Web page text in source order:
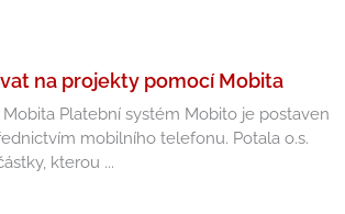
na projekty pomocí Mobita
Platební systém Mobito je postaven
mobilního telefonu. Potala o.s.
kterou ...